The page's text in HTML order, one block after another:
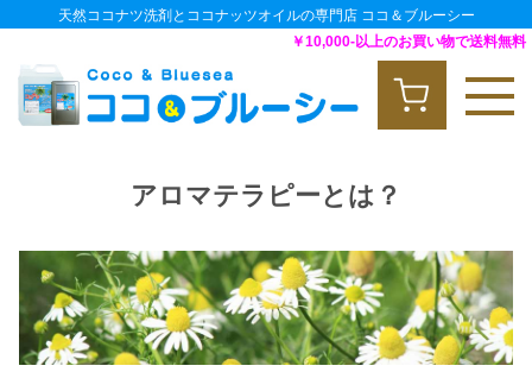
天然ココナツ洗剤とココナッツオイルの専門店 ココ＆ブルーシー
￥10,000-以上のお買い物で送料無料
アロマテラピーとは？